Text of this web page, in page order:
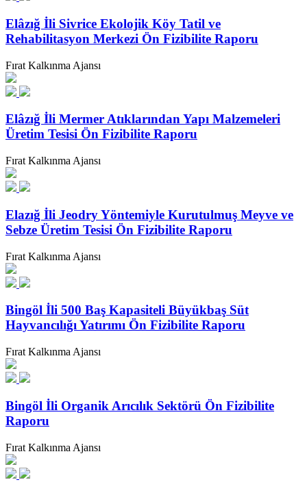
Elâzığ İli Sivrice Ekolojik Köy Tatil ve
Rehabilitasyon Merkezi Ön Fizibilite Raporu
Fırat Kalkınma Ajansı
Elâzığ İli Mermer Atıklarından Yapı Malzemeleri
Üretim Tesisi Ön Fizibilite Raporu
Fırat Kalkınma Ajansı
Elazığ İli Jeodry Yöntemiyle Kurutulmuş Meyve ve
Sebze Üretim Tesisi Ön Fizibilite Raporu
Fırat Kalkınma Ajansı
Bingöl İli 500 Baş Kapasiteli Büyükbaş Süt
Hayvancılığı Yatırımı Ön Fizibilite Raporu
Fırat Kalkınma Ajansı
Bingöl İli Organik Arıcılık Sektörü Ön Fizibilite
Raporu
Fırat Kalkınma Ajansı